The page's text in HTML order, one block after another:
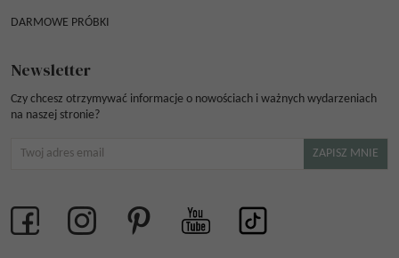
DARMOWE PRÓBKI
Newsletter
Czy chcesz otrzymywać informacje o nowościach i ważnych wydarzeniach
na naszej stronie?